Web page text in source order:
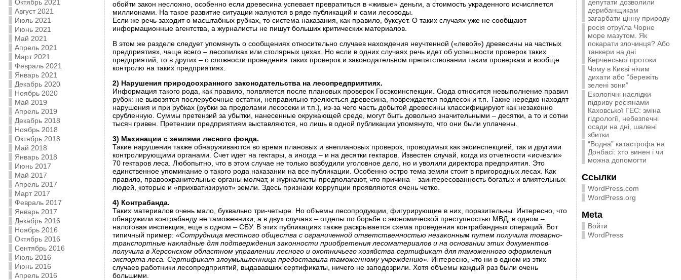
Октябрь 2021
Август 2021
Июль 2021
Июнь 2021
Май 2021
Апрель 2021
Март 2021
Февраль 2021
Январь 2021
Декабрь 2020
Ноябрь 2020
Май 2019
Апрель 2019
Декабрь 2018
Ноябрь 2018
Октябрь 2018
Май 2018
Январь 2018
Июнь 2017
Май 2017
Апрель 2017
Март 2017
Февраль 2017
Январь 2017
Декабрь 2016
Ноябрь 2016
Октябрь 2016
Сентябрь 2016
Июль 2016
Июнь 2016
Апрель 2016
обойти закон несложно, особенно если древесина успевает превратиться в «живые» деньги, а стоимость украденного исчисляется
миллионами. На такое развитие ситуации жалуются в ряде публикаций и сами лесоводы.
Если же речь заходит о масштабных рубках, то система наказания, как правило, буксует. О таких случаях уже не сообщают
информационные агентства, а журналисты не пишут больших критических материалов.
В этом же разделе следует упомянуть о сообщениях относительно случаев нахождения неучтенной («левой») древесины на частных
предприятиях, чаще всего – лесопилках или столярных цехах. Но если в одних случаях речь идет об успешности проверок таких
предприятий, то в других – о сложности проведения таких проверок и законодательном препятствовании таким проверкам и вообще
контролю на таких предприятиях.
2) Нарушения природоохранного законодательства на лесопредприятиях.
Информация такого рода, как правило, появляется после плановых проверок Госэкоинспекции. Сюда относится невыполнение правил
рубок: не вывозятся послерубочные остатки, неправильно трелюється древесина, повреждается подлесок и т.п. Также нередко находят
нарушения и при рубках (рубки за пределами лесосеки и т.п.), из-за чего часть добытой древесины классифицируют как незаконно
срубленную. Суммы претензий за убытки, нанесенные окружающей среде, могут быть довольно значительными – десятки, а то и сотни
тысяч гривен. Претензии предприятиям выставляются, но лишь в одной публикации упомянуто, что они были уплачены.
3) Махинации с землями лесного фонда.
Такие нарушения также обнаруживаются во время плановых и внеплановых проверок, проводимых как экоинспекцией, так и другими
контролирующими органами. Счет идет на гектары, а иногда – и на десятки гектаров. Известен случай, когда из отчетности «исчезли»
70 гектаров леса. Любопытно, что в этом случае не только возбудили уголовное дело, но и уволили директора предприятия. Это
единственное упоминание о такого рода наказании на все публикации. Особенно остро тема земли стоит в пригородных лесах. Как
правило, правоохранительные органы молчат, и журналисты предполагают, что причина – заинтересованность богатых и влиятельных
людей, которые и «прихватизируют» земли. Здесь признаки коррупции проявляются очень четко.
4) Контрабанда.
Таких материалов очень мало, буквально три-четыре. Но объемы лесопродукции, фигурирующие в них, поразительны. Интересно, что
обнаружили контрабанду не таможенники, а в двух случаях – отделы по борьбе с экономической преступностью МВД, в одном –
налоговая инспекция, еще в одном – СБУ. В этих публикациях также раскрывается схема проведения контрабандных операций. Вот
типичный пример: «Сотрудница местного общества с ограниченной ответственностью незаконным путем получила товарно-
транспортные накладные для подтверждения законности приобретения лесоматериалов и на основании этих документов
получила в Херсонском областном управлении лесного и охотничьего хозяйства сертификат для таможенного оформления
экспорта леса. Сертификат злоумышленница предоставила таможенному учреждению». Интересно, что ни в одном из этих
случаев работники лесопредприятий, выдававших сертификаты, ничего не заподозрили. Хотя объемы каждый раз были очень
большими.
депутати дозволили
дерибанщикам
загарбати цінну природу
росія отруїла Чорне
море мазутом. Як
покарати злочинця? Або
танкери на дні
Керченської протоки
Чому в Києві нічим
дихати або “бережіть
зелені зони”
Екологічні наслідки
підриву росіянами
Каховської ГЕС: зміна
гідрології, небезпечні
осади на дні, шалені
збитки
“Водна” катастрофа на
Донбасі: хто винен і чи
можна допомогти
Ссылки
WordPress.com
WordPress.org
Meta
Войти
WordPress